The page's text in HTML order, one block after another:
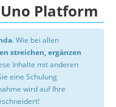
Uno Platform
. Wie bei allen
streichen, ergänzen
Inhalte mit anderen
eine Schulung
wird auf Ihre